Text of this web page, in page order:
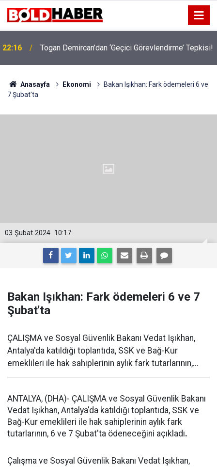
22:16
Togan Demircan’dan ‘Geçici Görevlendirme’ Tepkisi!
19:32
Sıcak Havalarda Ödem Şikayetini Hafife Almayın!
Anasayfa Ekonomi
Bakan Işıkhan: Fark ödemeleri 6 ve
7 Şubat'ta
10:17
03 Şubat 2024
Bakan Işıkhan: Fark ödemeleri 6 ve 7
Şubat'ta
ÇALIŞMA ve Sosyal Güvenlik Bakanı Vedat Işıkhan,
Antalya'da katıldığı toplantıda, SSK ve Bağ-Kur
emeklileri ile hak sahiplerinin aylık fark tutarlarının,...
ANTALYA, (DHA)- ÇALIŞMA ve Sosyal Güvenlik Bakanı
Vedat Işıkhan, Antalya'da katıldığı toplantıda, SSK ve
Bağ-Kur emeklileri ile hak sahiplerinin aylık fark
tutarlarının, 6 ve 7 Şubat'ta ödeneceğini açıkladı.
Çalışma ve Sosyal Güvenlik Bakanı Vedat Işıkhan,